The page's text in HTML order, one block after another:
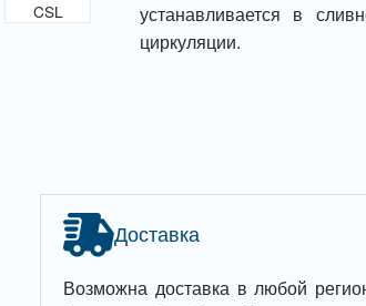
устанавливается в
циркуляции.
Доставка
Возможна доставка в любой